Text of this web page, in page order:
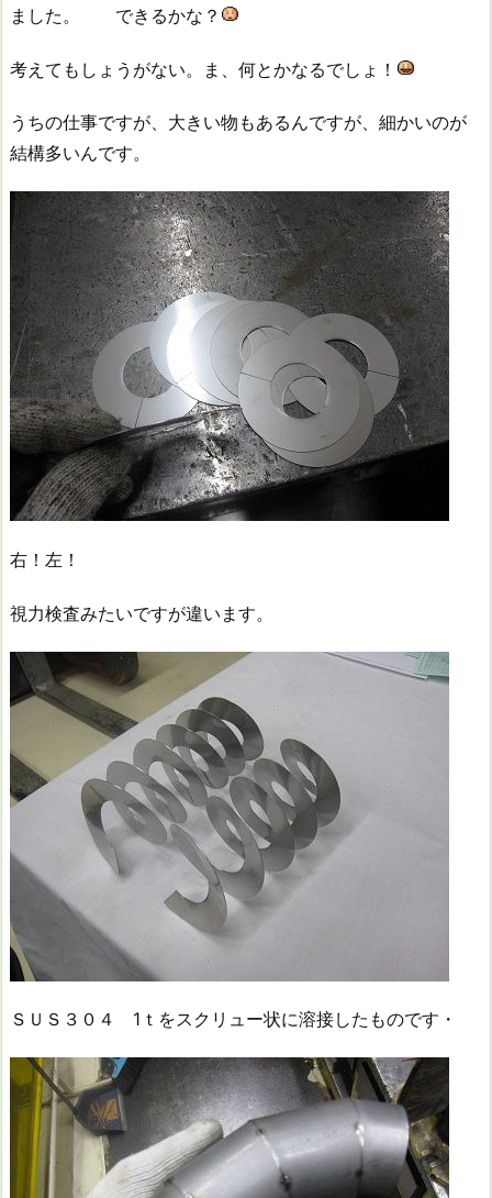
ました。 できるかな？
考えてもしょうがない。ま、何とかなるでしょ！
うちの仕事ですが、大きい物もあるんですが、細かいのが
結構多いんです。
右！左！
視力検査みたいですが違います。
ＳＵＳ３０４ 1ｔをスクリュー状に溶接したものです・